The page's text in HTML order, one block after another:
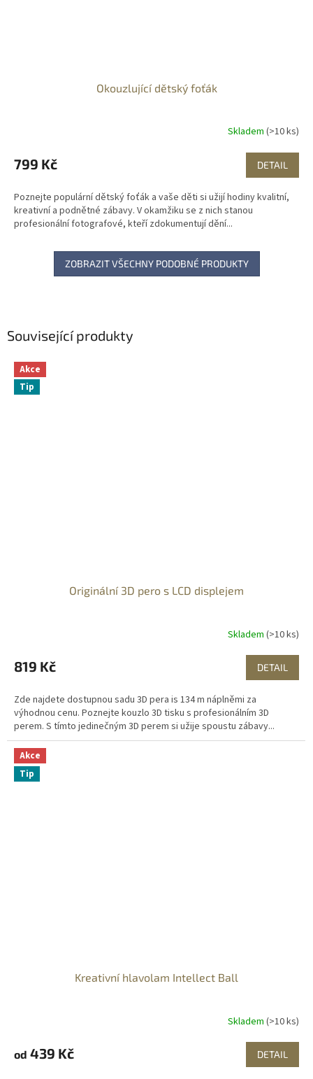
Související produkty
Akce
Tip
Originální 3D pero s LCD displejem
Skladem (>10 ks)
819 Kč DETAIL
Zde najdete dostupnou sadu 3D pera is 134 m náplněmi za
výhodnou cenu. Poznejte kouzlo 3D tisku s profesionálním 3D
perem. S tímto jedinečným 3D perem si užije spoustu zábavy...
Akce
Tip
Kreativní hlavolam Intellect Ball
Skladem (>10 ks)
od 439 Kč DETAIL
Okouzlující dětský foťák
Skladem (>10 ks)
799 Kč DETAIL
Poznejte populární dětský foťák a vaše děti si užijí hodiny kvalitní,
kreativní a podnětné zábavy. V okamžiku se z nich stanou
profesionální fotografové, kteří zdokumentují dění...
ZOBRAZIT VŠECHNY PODOBNÉ PRODUKTY